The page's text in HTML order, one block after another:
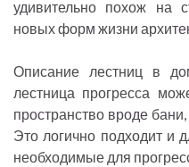
удивительно похож на
новых форм жизни
Описание лестниц в
лестница прогресса
пространство вроде
Это логично подходит и
необходимые для